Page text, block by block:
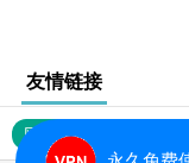
友情链接
网站地图